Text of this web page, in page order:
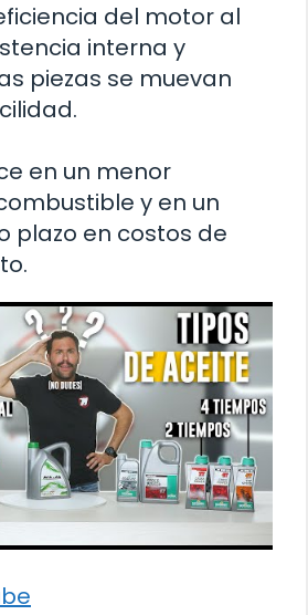
del motor al
interna y
piezas se muevan
en un menor
y en un
plazo en costos de